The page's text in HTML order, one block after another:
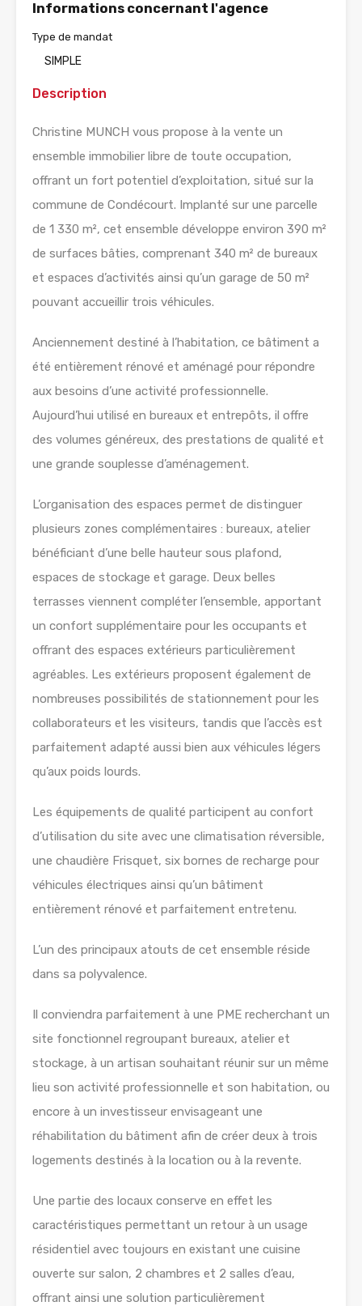
Informations concernant l'agence
Type de mandat
SIMPLE
Description
Christine MUNCH vous propose à la vente un
ensemble immobilier libre de toute occupation,
offrant un fort potentiel d’exploitation, situé sur la
commune de Condécourt. Implanté sur une parcelle
de 1 330 m², cet ensemble développe environ 390 m²
de surfaces bâties, comprenant 340 m² de bureaux
et espaces d’activités ainsi qu’un garage de 50 m²
pouvant accueillir trois véhicules.
Anciennement destiné à l’habitation, ce bâtiment a
été entièrement rénové et aménagé pour répondre
aux besoins d’une activité professionnelle.
Aujourd’hui utilisé en bureaux et entrepôts, il offre
des volumes généreux, des prestations de qualité et
une grande souplesse d’aménagement.
L’organisation des espaces permet de distinguer
plusieurs zones complémentaires : bureaux, atelier
bénéficiant d’une belle hauteur sous plafond,
espaces de stockage et garage. Deux belles
terrasses viennent compléter l’ensemble, apportant
un confort supplémentaire pour les occupants et
offrant des espaces extérieurs particulièrement
agréables. Les extérieurs proposent également de
nombreuses possibilités de stationnement pour les
collaborateurs et les visiteurs, tandis que l’accès est
parfaitement adapté aussi bien aux véhicules légers
qu’aux poids lourds.
Les équipements de qualité participent au confort
d’utilisation du site avec une climatisation réversible,
une chaudière Frisquet, six bornes de recharge pour
véhicules électriques ainsi qu’un bâtiment
entièrement rénové et parfaitement entretenu.
L’un des principaux atouts de cet ensemble réside
dans sa polyvalence.
Il conviendra parfaitement à une PME recherchant un
site fonctionnel regroupant bureaux, atelier et
stockage, à un artisan souhaitant réunir sur un même
lieu son activité professionnelle et son habitation, ou
encore à un investisseur envisageant une
réhabilitation du bâtiment afin de créer deux à trois
logements destinés à la location ou à la revente.
Une partie des locaux conserve en effet les
caractéristiques permettant un retour à un usage
résidentiel avec toujours en existant une cuisine
ouverte sur salon, 2 chambres et 2 salles d’eau,
offrant ainsi une solution particulièrement